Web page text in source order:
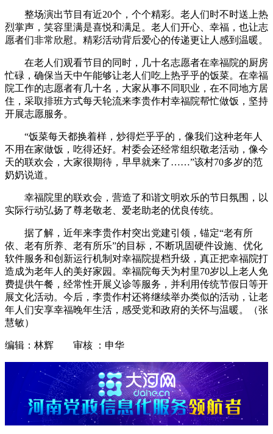
整场演出节目有近20个，个个精彩。老人们时不时送上热
烈掌声，笑容里满是喜悦和满足。老人们开心、幸福，也让志
愿者们非常欣慰。精彩活动背后爱心的传递更让人感到温暖。
在老人们观看节目的同时，几十名志愿者在幸福院的厨房
忙碌，确保当天中午能够让老人们吃上热乎乎的饭菜。在幸福
院工作的志愿者有几十名，大家从事不同职业，在不同地方居
住，采取排班方式每天轮流来李贵作村幸福院帮忙做饭，坚持
开展志愿服务。
“饭菜每天都换着样，炒得烂乎乎的，像我们这种老年人
不用在家做饭，吃得还好。村委会还经常组织敬老活动，像今
天的联欢会，大家很期待，早早就来了……”该村70多岁的范
奶奶说道。
幸福院里的联欢会，营造了和谐文明欢乐的节日氛围，以
实际行动弘扬了尊老敬老、爱老助老的优良传统。
据了解，近年来李贵作村突出党建引领，锚定“老有所
依、老有所养、老有所乐”的目标，不断巩固硬件设施、优化
软件服务和创新运行机制对幸福院提档升级，真正把幸福院打
造成为老年人的美好家园。幸福院每天为村里70岁以上老人免
费提供午餐，经常性开展义诊等服务，并利用传统节假日等开
展文化活动。今后，李贵作村还将继续举办类似的活动，让老
年人们安享幸福晚年生活，感受党和政府的关怀与温暖。（张
慧敏）
编辑：林辉 审核 ：申华